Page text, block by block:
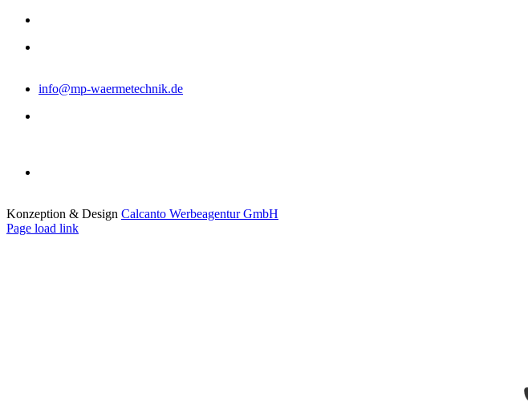
info@mp-waermetechnik.de
Konzeption & Design Calcanto Werbeagentur GmbH
Page load link